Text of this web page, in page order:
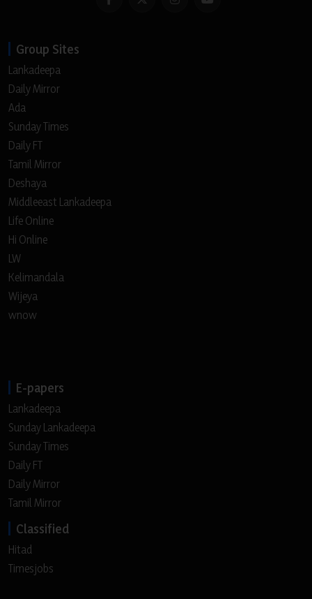
Group Sites
Lankadeepa
Daily Mirror
Ada
Sunday Times
Daily FT
Tamil Mirror
Deshaya
Middleeast Lankadeepa
Life Online
Hi Online
LW
Kelimandala
Wijeya
wnow
E-papers
Lankadeepa
Sunday Lankadeepa
Sunday Times
Daily FT
Daily Mirror
Tamil Mirror
Classified
Hitad
Timesjobs